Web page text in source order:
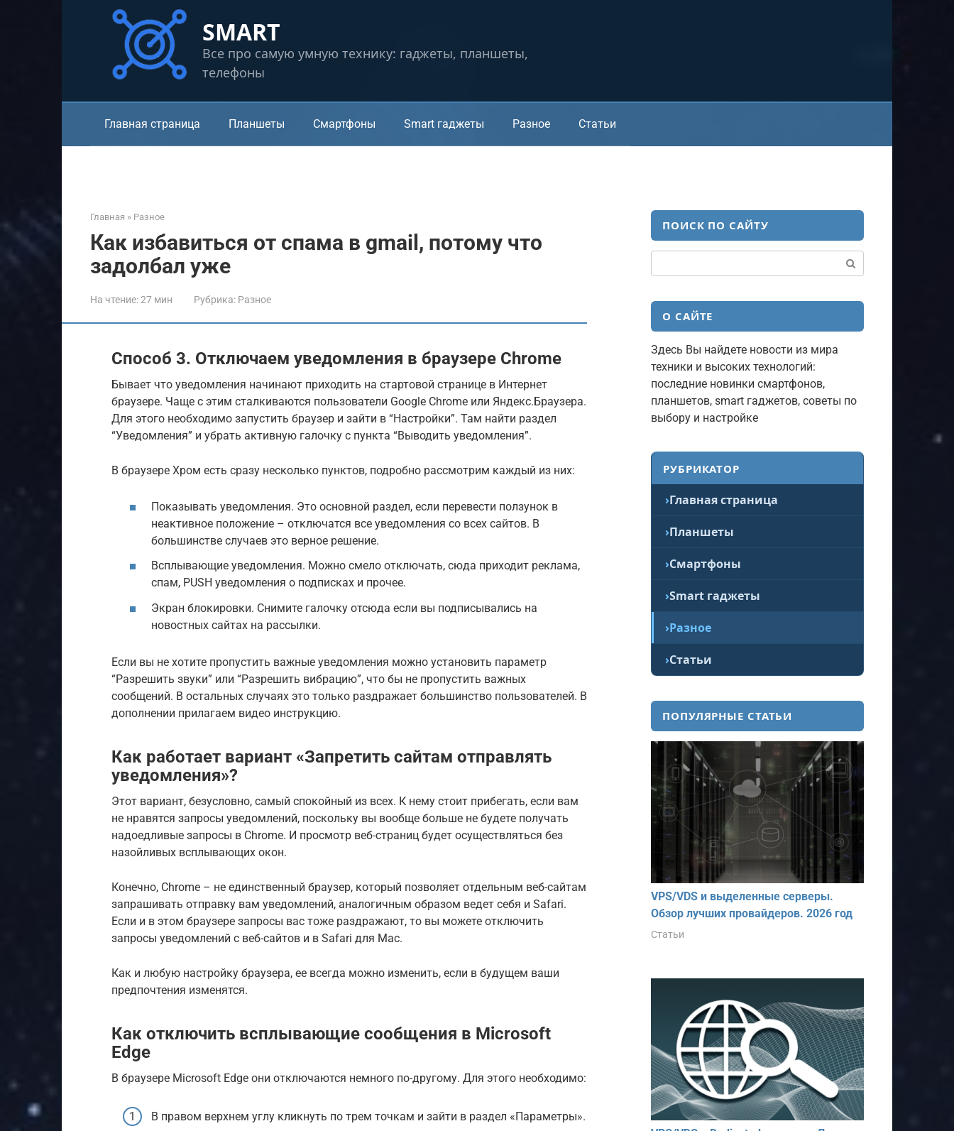
SMART
Все про самую умную технику: гаджеты, планшеты,
телефоны
Главная страница Планшеты Смартфоны Smart гаджеты Разное Статьи
Главная » Разное
Как избавиться от спама в gmail, потому что
задолбал уже
На чтение:27 мин Рубрика: Разное
Способ 3. Отключаем уведомления в браузере Chrome
Бывает что уведомления начинают приходить на стартовой странице в Интернет
браузере. Чаще с этим сталкиваются пользователи Google Chrome или Яндекс.Браузера.
Для этого необходимо запустить браузер и зайти в “Настройки”. Там найти раздел
“Уведомления” и убрать активную галочку с пункта “Выводить уведомления”.
В браузере Хром есть сразу несколько пунктов, подробно рассмотрим каждый из них:
Показывать уведомления. Это основной раздел, если перевести ползунок в
неактивное положение – отключатся все уведомления со всех сайтов. В
большинстве случаев это верное решение.
Всплывающие уведомления. Можно смело отключать, сюда приходит реклама,
спам, PUSH уведомления о подписках и прочее.
Экран блокировки. Снимите галочку отсюда если вы подписывались на
новостных сайтах на рассылки.
Если вы не хотите пропустить важные уведомления можно установить параметр
“Разрешить звуки” или “Разрешить вибрацию”, что бы не пропустить важных
сообщений. В остальных случаях это только раздражает большинство пользователей. В
дополнении прилагаем видео инструкцию.
Как работает вариант «Запретить сайтам отправлять
уведомления»?
Этот вариант, безусловно, самый спокойный из всех. К нему стоит прибегать, если вам
не нравятся запросы уведомлений, поскольку вы вообще больше не будете получать
надоедливые запросы в Chrome. И просмотр веб-страниц будет осуществляться без
назойливых всплывающих окон.
Конечно, Chrome – не единственный браузер, который позволяет отдельным веб-сайтам
запрашивать отправку вам уведомлений, аналогичным образом ведет себя и Safari.
Если и в этом браузере запросы вас тоже раздражают, то вы можете отключить
запросы уведомлений с веб-сайтов и в Safari для Mac.
Как и любую настройку браузера, ее всегда можно изменить, если в будущем ваши
предпочтения изменятся.
Как отключить всплывающие сообщения в Microsoft
Edge
В браузере Microsoft Edge они отключаются немного по-другому. Для этого необходимо:
В правом верхнем углу кликнуть по трем точкам и зайти в раздел «Параметры».
ПОИСК ПО САЙТУ
О САЙТЕ
Здесь Вы найдете новости из мира
техники и высоких технологий:
последние новинки смартфонов,
планшетов, smart гаджетов, советы по
выбору и настройке
РУБРИКАТОР
Главная страница
Планшеты
Смартфоны
Smart гаджеты
Разное
Статьи
ПОПУЛЯРНЫЕ СТАТЬИ
VPS/VDS и выделенные серверы.
Обзор лучших провайдеров. 2026 год
Статьи